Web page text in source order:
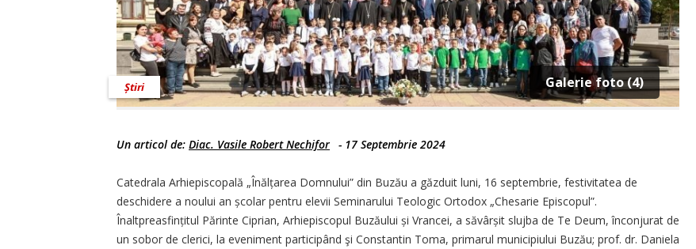
Galerie foto (4)
Știri
Un articol de: Diac. Vasile Robert Nechifor - 17 Septembrie 2024
Catedrala Arhiepiscopală „Înălțarea Domnului” din Buzău a găzduit luni, 16 septembrie, festivitatea de
deschidere a noului an școlar pentru elevii Seminarului Teologic Ortodox „Chesarie Episcopul”.
Înaltpreasfințitul Părinte Ciprian, Arhiepiscopul Buzăului și Vrancei, a săvârșit slujba de Te Deum, înconjurat de
un sobor de clerici, la eveniment participând şi Constantin Toma, primarul municipiului Buzău; prof. dr. Daniela